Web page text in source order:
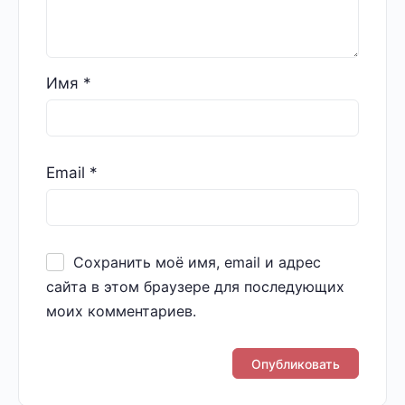
Имя *
Email *
Сохранить моё имя, email и адрес
сайта в этом браузере для последующих
моих комментариев.